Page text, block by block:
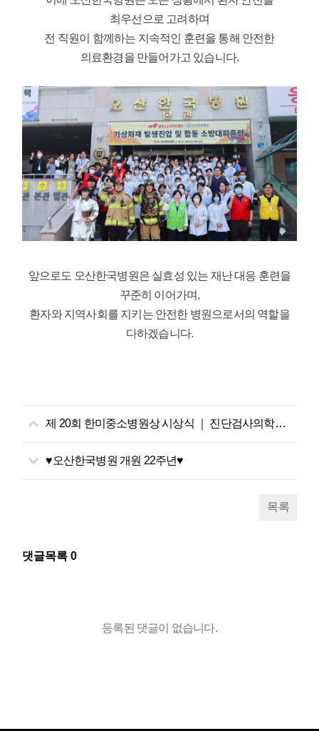
최우선으로 고려하며
전 직원이 함께하는 지속적인 훈련을 통해 안전한
의료환경을 만들어가고 있습니다.
앞으로도 오산한국병원은 실효성 있는 재난 대응 훈련을
꾸준히 이어가며,
환자와 지역사회를 지키는 안전한 병원으로서의 역할을
다하겠습니다.
제 20회 한미중소병원상 시상식 ｜ 진단검사의학과 권선정 실장 대한중소병원협회장상 수상
♥오산한국병원 개원 22주년♥
목록
댓글목록0
등록된 댓글이 없습니다.